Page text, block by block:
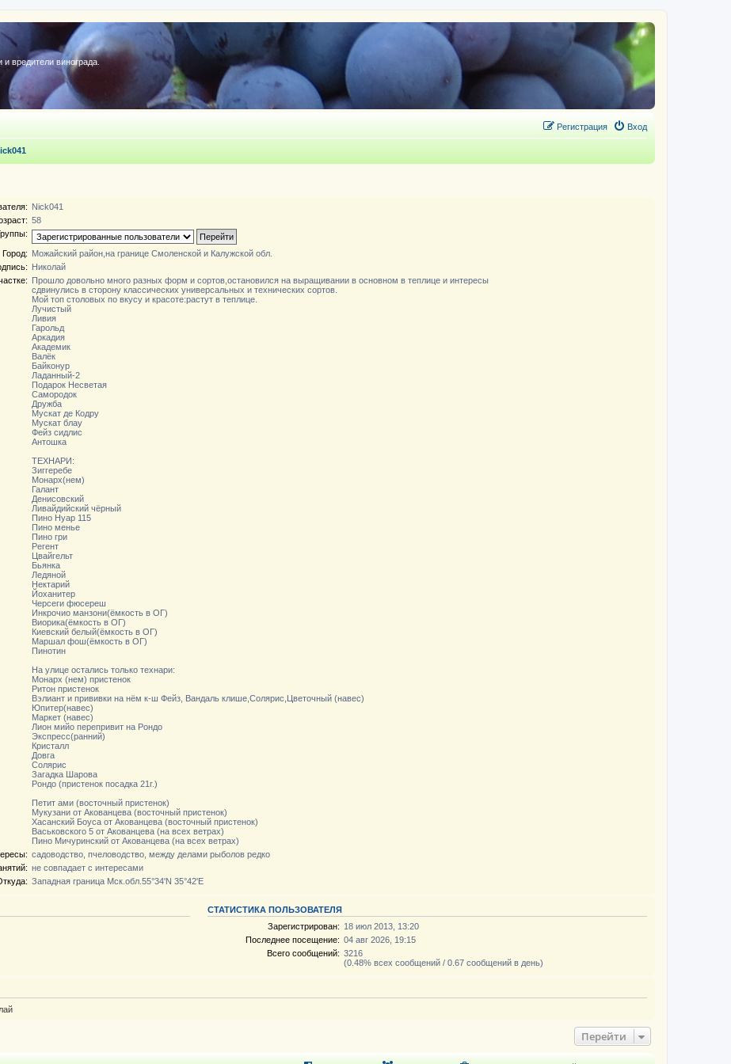
и вредители винограда.
Вход
Регистрация
Nick041
58
Город: Можайский район,на границе Смоленской и Калужской обл.
Николай
Прошло довольно много разных форм и сортов,остановился на выращивании в основном в теплице и интересы
сдвинулись в сторону классических универсальных и технических сортов.
Мой топ столовых по вкусу и красоте:растут в теплице.
Лучистый
Ливия
Гарольд
Аркадия
Академик
Валёк
Байконур
Ладанный-2
Подарок Несветая
Самородок
Дружба
Мускат де Кодру
Мускат блау
Фейз сидлис
Антошка
ТЕХНАРИ:
Зиггеребе
Монарх(нем)
Галант
Денисовский
Ливайдийский чёрный
Пино Нуар 115
Пино менье
Пино гри
Регент
Цвайгельт
Бьянка
Ледяной
Нектарий
Йоханитер
Черсеги фюсереш
Инкрочио манзони(ёмкость в ОГ)
Виорика(ёмкость в ОГ)
Киевский белый(ёмкость в ОГ)
Маршал фош(ёмкость в ОГ)
Пинотин
На улице остались только технари:
Монарх (нем) пристенок
Ритон пристенок
Вэлиант и прививки на нём к-ш Фейз, Вандаль клише,Солярис,Цветочный (навес)
Юпитер(навес)
Маркет (навес)
Лион мийо перепривит на Рондо
Экспресс(ранний)
Кристалл
Довга
Солярис
Загадка Шарова
Рондо (пристенок посадка 21г.)
Петит ами (восточный пристенок)
Мукузани от Акованцева (восточный пристенок)
Хасанский Боуса от Акованцева (восточный пристенок)
Васьковского 5 от Акованцева (на всех ветрах)
Пино Мичуринский от Акованцева (на всех ветрах)
садоводство, пчеловодство, между делами рыболов редко
не совпадает с интересами
Западная граница Мск.обл.55°34'N 35°42'E
СТАТИСТИКА ПОЛЬЗОВАТЕЛЯ
Зарегистрирован: 18 июл 2013, 13:20
Последнее посещение: 04 авг 2026, 19:15
Всего сообщений: 3216
(0.48% всех сообщений / 0.67 сообщений в день)
Перейти